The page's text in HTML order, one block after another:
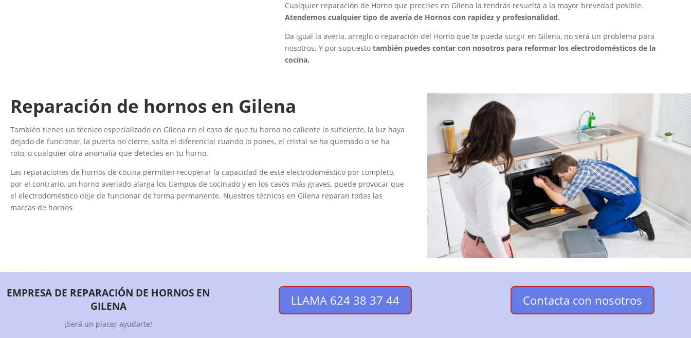
Cualquier reparación de Horno que precises en Gilena la tendrás resuelta a la mayor brevedad posible.
Atendemos cualquier tipo de avería de Hornos con rapidez y profesionalidad.
Da igual la avería, arreglo o reparación del Horno que te pueda surgir en Gilena, no será un problema para
nosotros. Y por supuesto también puedes contar con nosotros para reformar los electrodomésticos de la
cocina.
Reparación de hornos en Gilena
También tienes un técnico especializado en Gilena en el caso de que tu horno no caliente lo suficiente, la luz haya
dejado de funcionar, la puerta no cierre, salta el diferencial cuando lo pones, el cristal se ha quemado o se ha
roto, o cualquier otra anomalía que detectes en tu horno.
Las reparaciones de hornos de cocina permiten recuperar la capacidad de este electrodoméstico por completo,
por el contrario, un horno averiado alarga los tiempos de cocinado y en los casos más graves, puede provocar que
el electrodoméstico deje de funcionar de forma permanente. Nuestros técnicos en Gilena reparan todas las
marcas de hornos.
EMPRESA DE REPARACIÓN DE HORNOS EN
GILENA
¡Será un placer ayudarte!
LLAMA 624 38 37 44 Contacta con nosotros